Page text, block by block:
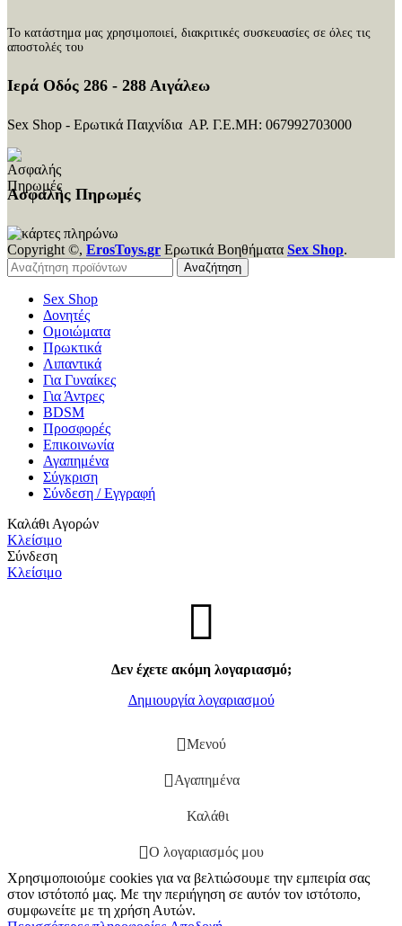
Το κατάστημα μας χρησιμοποιεί, διακριτικές συσκευασίες σε όλες τις
αποστολές του
Ιερά Οδός 286 - 288 Αιγάλεω
Sex Shop - Ερωτικά Παιχνίδια ΑΡ. Γ.Ε.ΜΗ: 067992703000
Ασφαλής Πηρωμές
Copyright ©, ErosToys.gr Ερωτικά Βοηθήματα Sex Shop.
Αναζήτηση
Sex Shop
Δονητές
Ομοιώματα
Πρωκτικά
Λιπαντικά
Για Γυναίκες
Για Άντρες
BDSM
Προσφορές
Επικοινωνία
Αγαπημένα
Σύγκριση
Σύνδεση / Εγγραφή
Καλάθι Αγορών
Κλείσιμο
Σύνδεση
Κλείσιμο
Δεν έχετε ακόμη λογαριασμό;
Δημιουργία λογαριασμού
Μενού
Αγαπημένα
Καλάθι
Ο λογαριασμός μου
Χρησιμοποιούμε cookies για να βελτιώσουμε την εμπειρία σας
στον ιστότοπό μας. Με την περιήγηση σε αυτόν τον ιστότοπο,
συμφωνείτε με τη χρήση Αυτών.